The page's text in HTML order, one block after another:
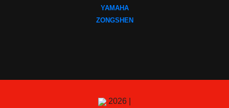
YAMAHA
ZONGSHEN
2026 |